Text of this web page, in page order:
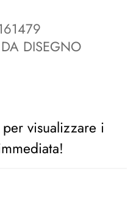
DISEGNO
per visualizzare i